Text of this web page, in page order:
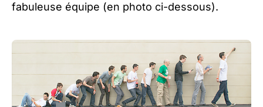
fabuleuse équipe (en photo ci-dessous).